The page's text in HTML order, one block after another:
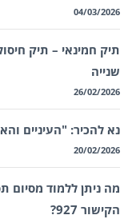
04/03/2026
תיק חמינאי – תיק
שנייה
26/02/2026
נא להכיר: "העיניים
20/02/2026
מה ניתן ללמוד מסיום
הקישור 927?